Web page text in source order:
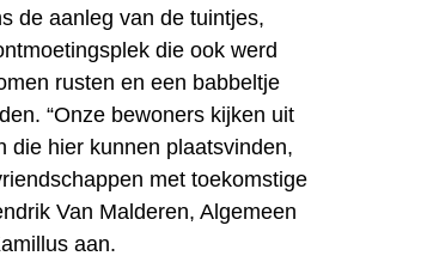
de aanleg van de tuintjes,
die ook werd
rusten en een babbeltje
“Onze bewoners kijken uit
die hier kunnen plaatsvinden,
met toekomstige
Van Malderen, Algemeen
aan.